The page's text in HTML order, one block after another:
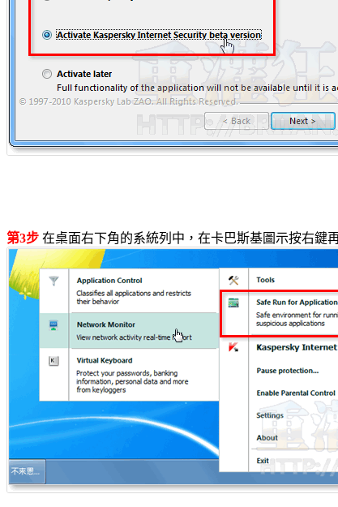
第3步 在桌面右下角的系統列中，在卡巴斯基圖示按右鍵